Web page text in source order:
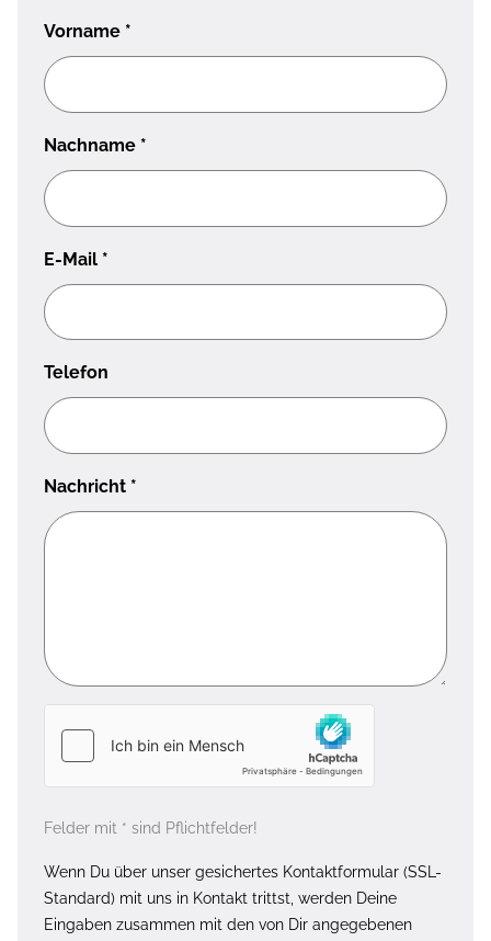
Vorname *
Nachname *
E-Mail *
Telefon
Nachricht *
Felder mit * sind Pflichtfelder!
Wenn Du über unser gesichertes Kontaktformular (SSL-
Standard) mit uns in Kontakt trittst, werden Deine
Eingaben zusammen mit den von Dir angegebenen